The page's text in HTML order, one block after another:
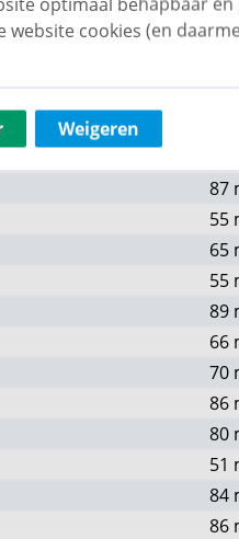
54
54
87
55
65
55
89
66
70
86
80
51
84
86
website cookies (en
Weigeren